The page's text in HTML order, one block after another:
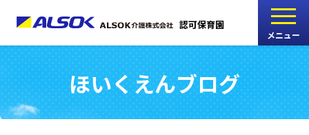
認可保育園
メニュー
こどもの家
志木中宗岡保育園
ほいくえんブログ